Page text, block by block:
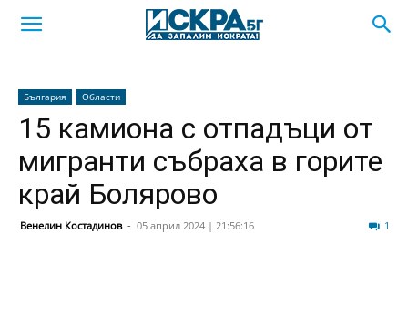
България Области
15 камиона с отпадъци от
мигранти събраха в горите
край Болярово
Венелин Костадинов - 05 април 2024 | 21:56:16 1